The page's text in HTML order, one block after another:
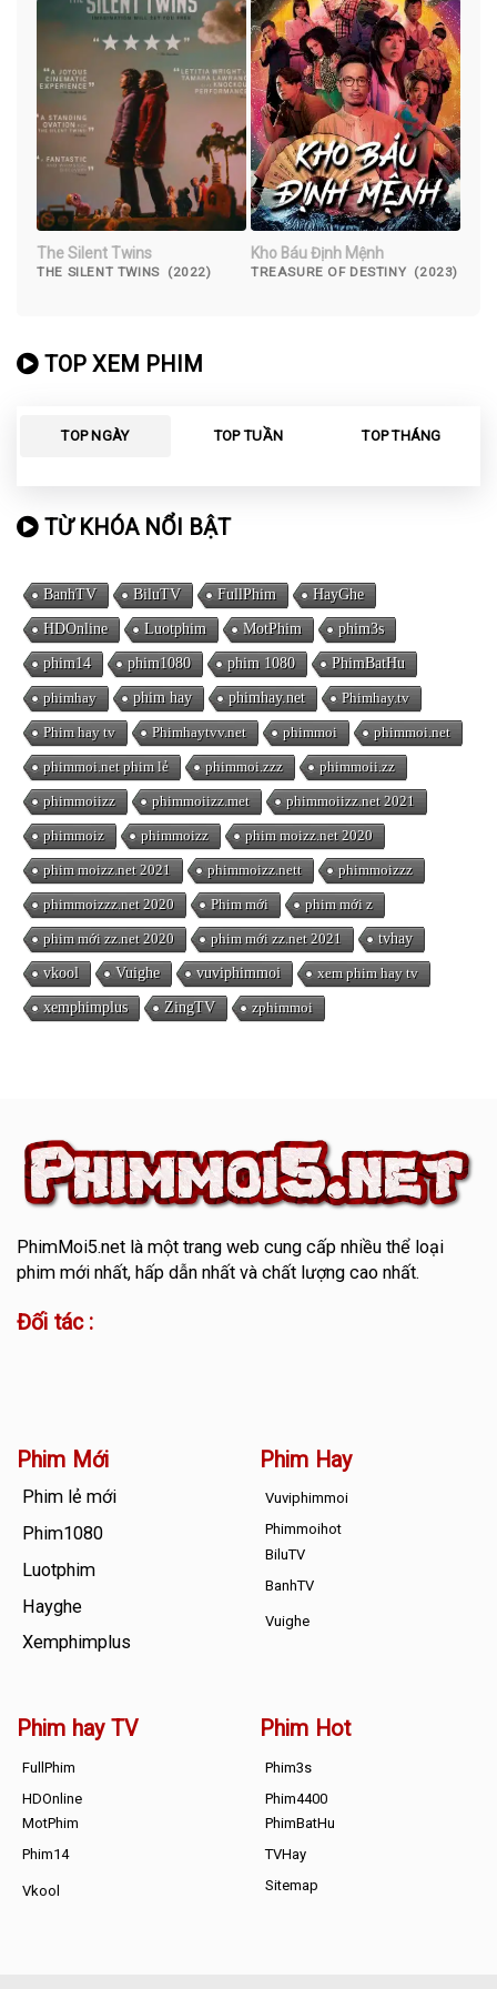
The Silent Twins
THE SILENT TWINS (2022)
Kho Báu Định Mệnh
TREASURE OF DESTINY (2023)
TOP XEM PHIM
TOP NGÀY TOP TUẦN TOP THÁNG
TỪ KHÓA NỔI BẬT
BanhTV BiluTV FullPhim HayGhe
HDOnline Luotphim MotPhim phim3s
phim14 phim1080 phim 1080 PhimBatHu
phimhay phim hay phimhay.net Phimhay.tv
Phim hay tv Phimhaytvv.net phimmoi phimmoi.net
phimmoi.net phim lẻ phimmoi.zzz phimmoii.zz
phimmoiizz phimmoiizz.met phimmoiizz.net 2021
phimmoiz phimmoizz phim moizz.net 2020
phim moizz.net 2021 phimmoizz.nett phimmoizzz
phimmoizzz.net 2020 Phim mới phim mới z
phim mới zz.net 2020 phim mới zz.net 2021 tvhay
vkool Vuighe vuviphimmoi xem phim hay tv
xemphimplus ZingTV zphimmoi
PhimMoi5.netlà một trang web cung cấp nhiều thể loại
phim mới nhất, hấp dẫn nhất và chất lượng cao nhất.
Đối tác :
Phim Mới
Phim lẻ mới
Phim1080
Luotphim
Hayghe
Xemphimplus
Phim Hay
Vuviphimmoi
Phimmoihot
BiluTV
BanhTV
Vuighe
Phim hay TV
FullPhim
HDOnline
MotPhim
Phim14
Vkool
Phim Hot
Phim3s
Phim4400
PhimBatHu
TVHay
Sitemap